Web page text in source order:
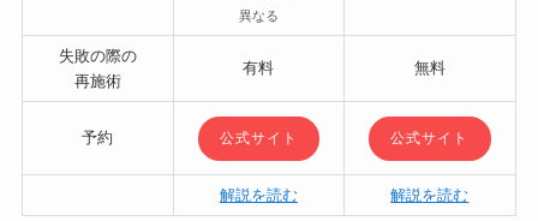
異なる
失敗の際の
再施術
有料 無料
予約 公式サイト 公式サイト
解説を読む 解説を読む